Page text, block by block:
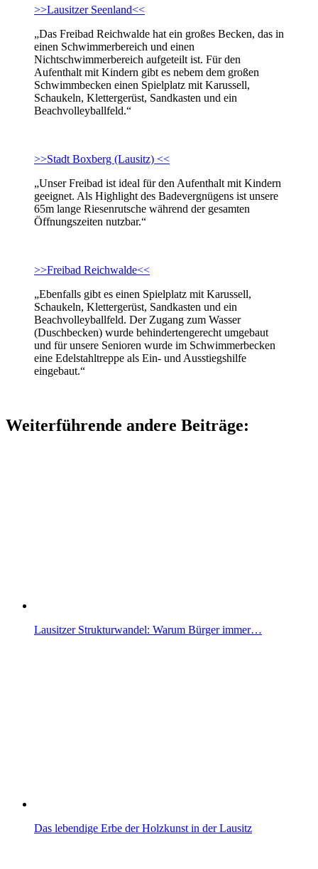
>>Lausitzer Seenland<<
„Das Freibad Reichwalde hat ein großes Becken, das in
einen Schwimmerbereich und einen
Nichtschwimmerbereich aufgeteilt ist. Für den
Aufenthalt mit Kindern gibt es nebem dem großen
Schwimmbecken einen Spielplatz mit Karussell,
Schaukeln, Klettergerüst, Sandkasten und ein
Beachvolleyballfeld.“
>>Stadt Boxberg (Lausitz) <<
„Unser Freibad ist ideal für den Aufenthalt mit Kindern
geeignet. Als Highlight des Badevergnügens ist unsere
65m lange Riesenrutsche während der gesamten
Öffnungszeiten nutzbar.“
>>Freibad Reichwalde<<
„Ebenfalls gibt es einen Spielplatz mit Karussell,
Schaukeln, Klettergerüst, Sandkasten und ein
Beachvolleyballfeld. Der Zugang zum Wasser
(Duschbecken) wurde behindertengerecht umgebaut
und für unsere Senioren wurde im Schwimmerbecken
eine Edelstahltreppe als Ein- und Ausstiegshilfe
eingebaut.“
Weiterführende andere Beiträge:
Lausitzer Strukturwandel: Warum Bürger immer…
Das lebendige Erbe der Holzkunst in der Lausitz